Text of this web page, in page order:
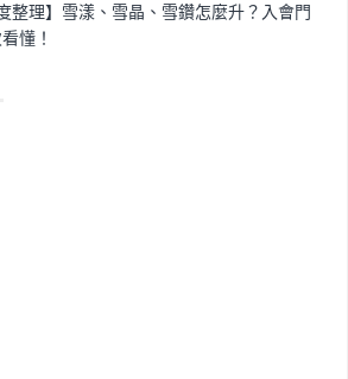
整理】雪漾、雪晶、雪鑽怎麼升？入會門
懂！